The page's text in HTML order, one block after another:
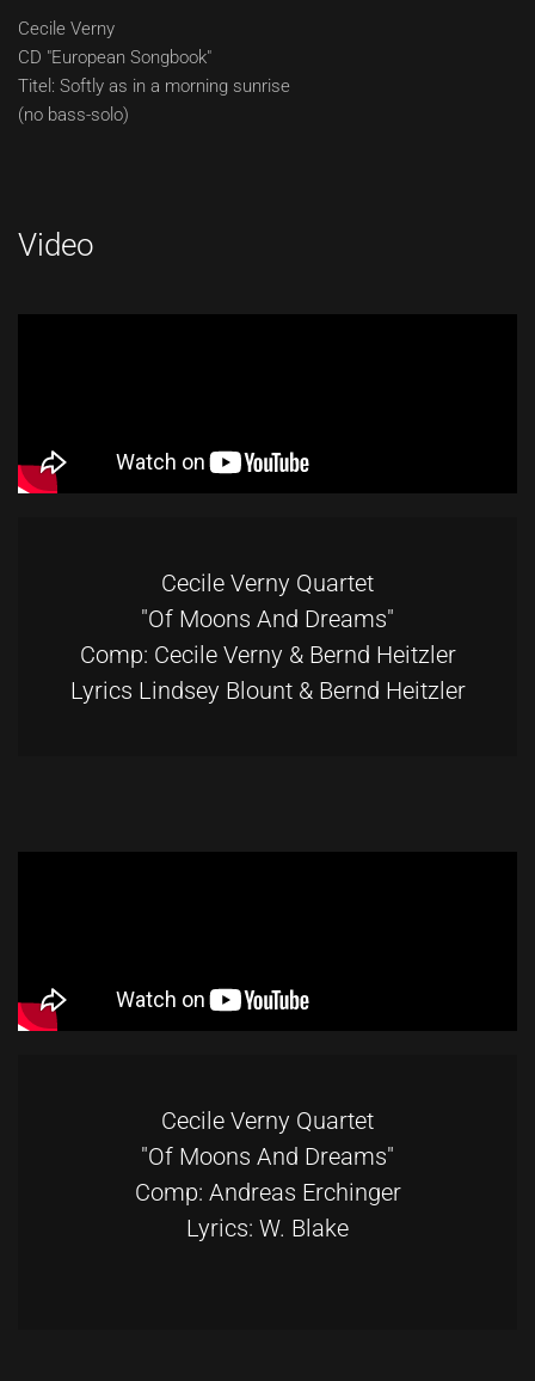
Cecile Verny
CD "European Songbook"
Titel: Softly as in a morning sunrise
(no bass-solo)
Video
Cecile Verny Quartet
"Of Moons And Dreams"
Comp: Cecile Verny & Bernd Heitzler
Lyrics Lindsey Blount & Bernd Heitzler
Cecile Verny Quartet
"Of Moons And Dreams"
Comp: Andreas Erchinger
Lyrics: W. Blake